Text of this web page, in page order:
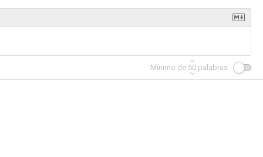
Mínimo de 50 palabras